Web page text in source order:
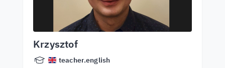
Krzysztof
teacher.english